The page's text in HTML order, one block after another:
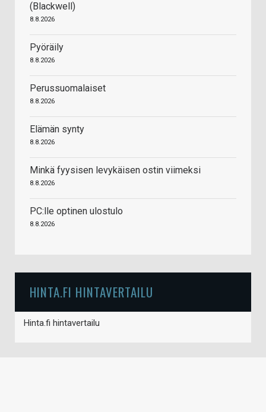
(Blackwell)
8.8.2026
Pyöräily
8.8.2026
Perussuomalaiset
8.8.2026
Elämän synty
8.8.2026
Minkä fyysisen levykäisen ostin viimeksi
8.8.2026
PC:lle optinen ulostulo
8.8.2026
HINTA.FI HINTAVERTAILU
Hinta.fi hintavertailu